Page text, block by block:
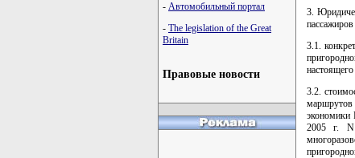
- Автомобильный портал
- The legislation of the Great
Britain
Правовые новости
3.
3.1.
3.2.
маршрутов
экономики
2005 г. N